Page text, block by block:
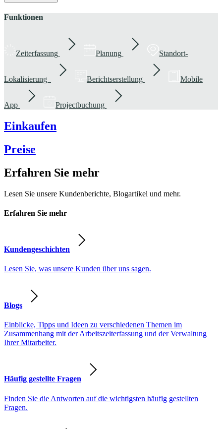
Funktionen
Zeiterfassung Planung Standort-
Lokalisierung Berichtserstellung Mobile
App Projectbuchung
Einkaufen
Preise
Erfahren Sie mehr
Lesen Sie unsere Kundenberichte, Blogartikel und mehr.
Erfahren Sie mehr
Kundengeschichten
Lesen Sie, was unsere Kunden über uns sagen.
Blogs
Einblicke, Tipps und Ideen zu verschiedenen Themen im
Zusammenhang mit der Arbeitszeiterfassung und der Verwaltung
Ihrer Mitarbeiter.
Häufig gestellte Fragen
Finden Sie die Antworten auf die wichtigsten häufig gestellten
Fragen.